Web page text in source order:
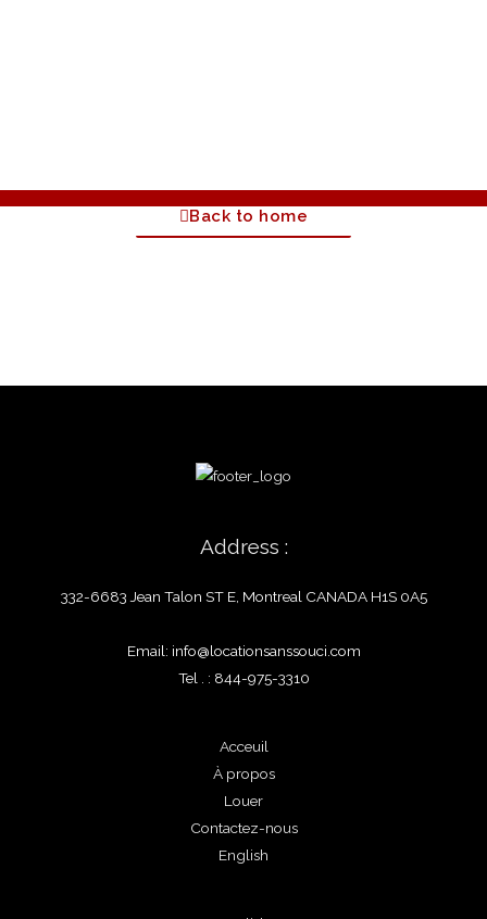
Back to home
Address :
332-6683 Jean Talon ST E, Montreal CANADA H1S 0A5
Email: info@locationsanssouci.com
Tel . : 844-975-3310
Acceuil
À propos
Louer
Contactez-nous
English